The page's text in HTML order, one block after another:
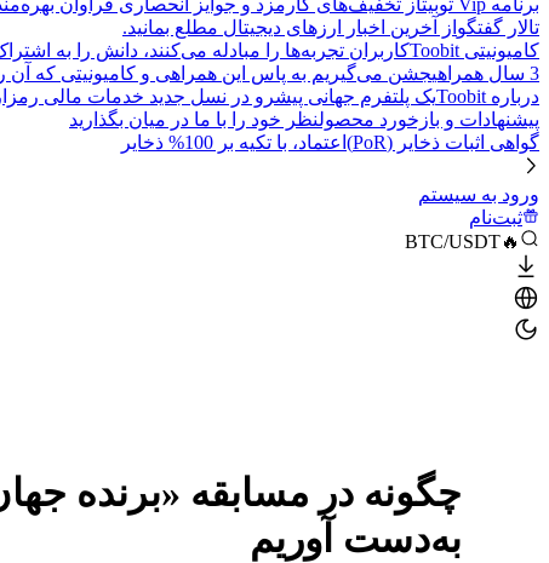
برنامه Vip توبیت
از تخفیف‌های کارمزد و جوایز انحصاری فراوان
تالار گفتگو از آخرین اخبار ارزهای دیجیتال مطلع بمانید.
کامیونیتی Toobit
کاربران تجربه‌ها را مبادله می‌کنند، دانش را به
3 سال همراهی
جشن می‌گیریم به پاس این همراهی و کامیونیتی که آن
درباره Toobit
یک پلتفرم جهانی پیشرو در نسل جدید خدمات مالی
پیشنهادات و بازخورد محصولنظر خود را با ما در میان بگذارید
گواهی اثبات ذخایر (PoR)
اعتماد، با تکیه بر 100% ذخایر
ورود به سیستم
ثبت‌نام
🔥BTC/USDT
به‌دست آوریم